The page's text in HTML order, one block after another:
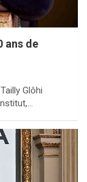
ans de
Glôhi